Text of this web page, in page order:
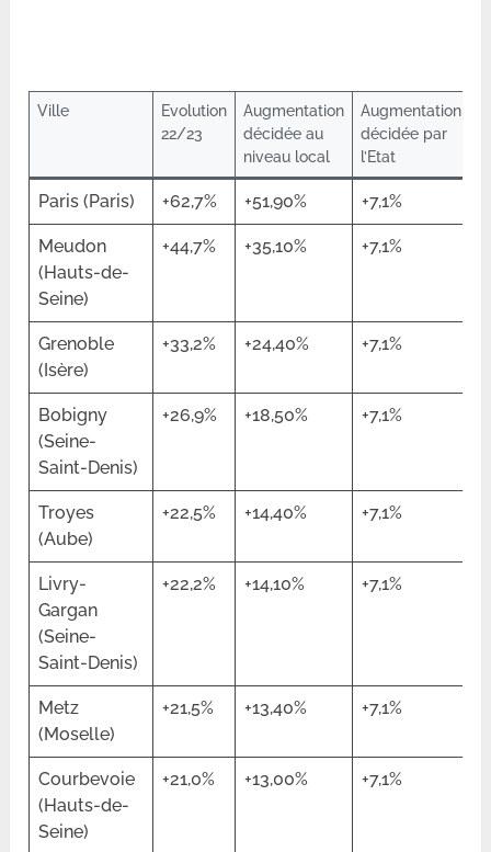
Ville
Evolution
22/23
Augmentation
décidée au
niveau local
Augmentation
décidée par
l’Etat
Paris (Paris) +62,7% +51,90% +7,1%
Meudon
(Hauts-de-
Seine)
+44,7% +35,10% +7,1%
Grenoble
(Isère)
+33,2% +24,40% +7,1%
Bobigny
(Seine-
Saint-Denis)
+26,9% +18,50% +7,1%
Troyes
(Aube)
+22,5% +14,40% +7,1%
Livry-
Gargan
(Seine-
Saint-Denis)
+22,2% +14,10% +7,1%
Metz
(Moselle)
+21,5% +13,40% +7,1%
Courbevoie
(Hauts-de-
Seine)
+21,0% +13,00% +7,1%